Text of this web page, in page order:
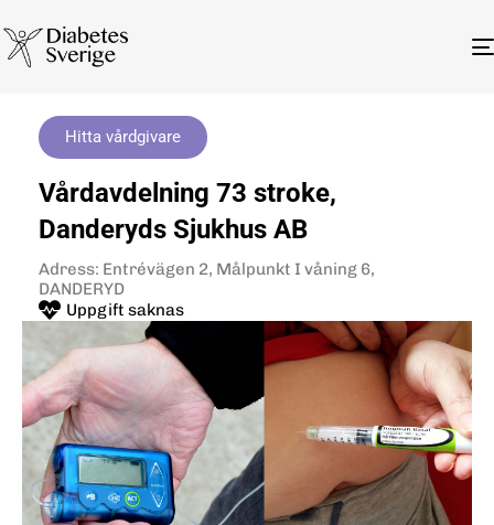
Hitta vårdgivare
Vårdavdelning 73 stroke,
Danderyds Sjukhus AB
Adress: Entrévägen 2, Målpunkt I våning 6,
DANDERYD
Uppgift saknas